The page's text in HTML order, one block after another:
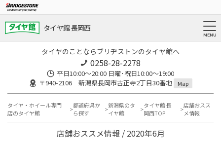
タイヤ館 長岡西
タイヤのことならブリヂストンのタイヤ館へ
0258-28-2278
平日10:00～20:00 日曜･祝日10:00～19:00
〒940-2106 新潟県長岡市古正寺2丁目30番地
Map
タイヤ・ホイール専門
店のタイヤ館
都道府県か
ら探す
新潟県のタ
イヤ館
タイヤ館 長
岡西TOP
店舗おスス
メ情報
店舗おススメ情報 / 2020年6月